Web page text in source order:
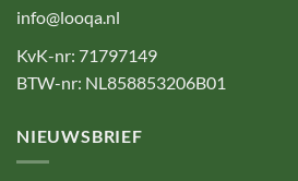
info@looqa.nl
KvK-nr: 71797149
BTW-nr: NL858853206B01
NIEUWSBRIEF